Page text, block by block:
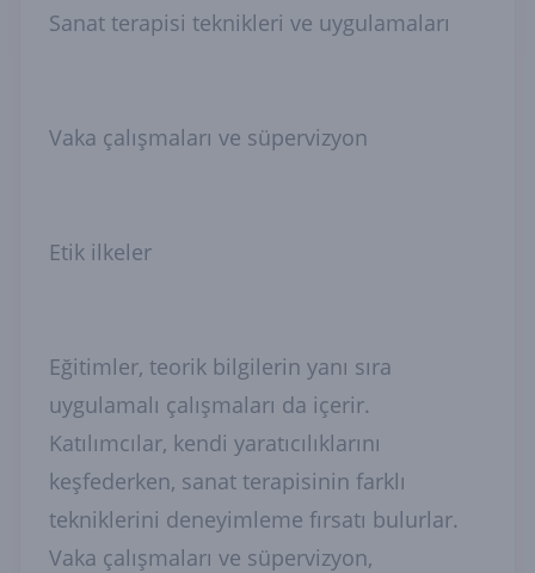
Sanat terapisi teknikleri ve uygulamaları
Vaka çalışmaları ve süpervizyon
Etik ilkeler
Eğitimler, teorik bilgilerin yanı sıra
uygulamalı çalışmaları da içerir.
Katılımcılar, kendi yaratıcılıklarını
keşfederken, sanat terapisinin farklı
tekniklerini deneyimleme fırsatı bulurlar.
Vaka çalışmaları ve süpervizyon,